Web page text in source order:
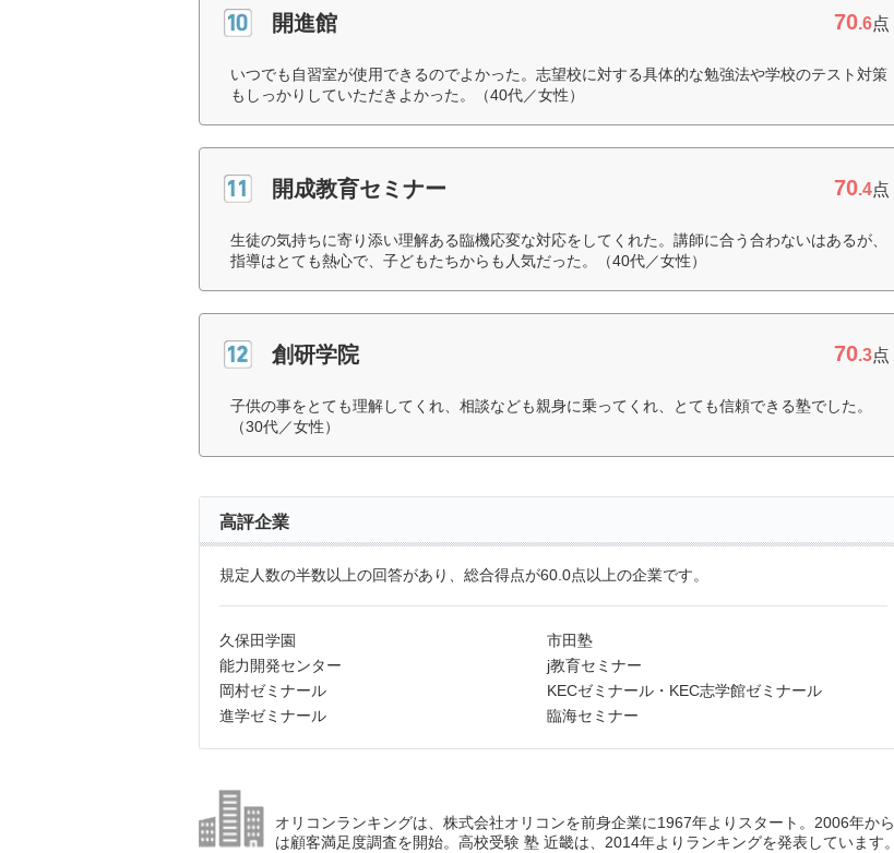
開進館 70.6点
いつでも自習室が使用できるのでよかった。志望校に対する具体的な勉強法や学校のテスト対策
もしっかりしていただきよかった。（40代／女性）
開成教育セミナー 70.4点
生徒の気持ちに寄り添い理解ある臨機応変な対応をしてくれた。講師に合う合わないはあるが、
指導はとても熱心で、子どもたちからも人気だった。（40代／女性）
創研学院 70.3点
子供の事をとても理解してくれ、相談なども親身に乗ってくれ、とても信頼できる塾でした。
（30代／女性）
高評企業
規定人数の半数以上の回答があり、総合得点が60.0点以上の企業です。
久保田学園
市田塾
能力開発センター
j教育セミナー
岡村ゼミナール
KECゼミナール・KEC志学館ゼミナール
進学ゼミナール
臨海セミナー
オリコンランキングは、株式会社オリコンを前身企業に1967年よりスタート。2006年から
は顧客満足度調査を開始。高校受験 塾 近畿は、2014年よりランキングを発表しています。